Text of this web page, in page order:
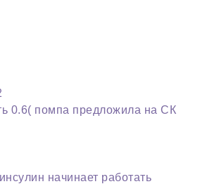
0.6( помпа предложила на СК
начинает работать